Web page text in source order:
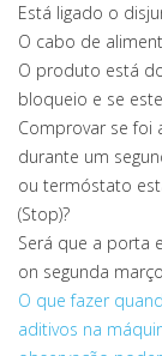
Está ligado o
O cabo de
O produto está
bloqueio e se
Comprovar se foi
durante um
ou termóstato
(Stop)?
Será que a porta
on segunda
O que fazer
aditivos na